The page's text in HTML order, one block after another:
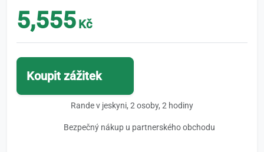
5,555 Kč
Koupit zážitek
Rande v jeskyni, 2 osoby, 2 hodiny
Bezpečný nákup u partnerského obchodu